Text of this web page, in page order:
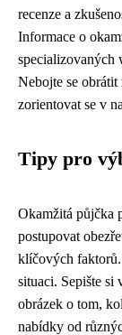
recenze a
Informace o
specializovaných
Nebojte se
zorientovat se v
Tipy pro
Okamžitá půjčka
postupovat
klíčových
situaci. Sepište si
obrázek o tom,
nabídky od